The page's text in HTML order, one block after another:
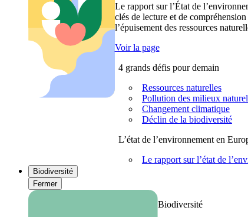
Le rapport sur l’État de
clés de lecture et de
l’épuisement des ressources
Voir la page
4 grands défis pour demain
Ressources naturelles
Pollution des milieux
Changement climatique
Déclin de la biodiversité
L’état de l’environnement en
Le rapport sur l’état de
Biodiversité
Fermer
Biodiversité